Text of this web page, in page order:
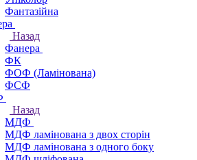
Фантазійна
Назад
Фанера
ФК
ФОФ (Ламінована)
ФСФ
Назад
МДФ
МДФ ламінована з двох сторін
МДФ ламінована з одного боку